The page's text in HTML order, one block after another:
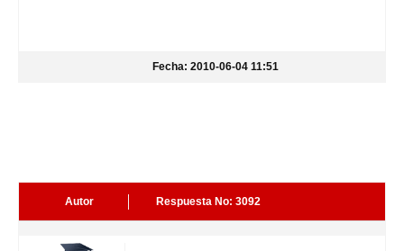
Fecha: 2010-06-04 11:51
Autor Respuesta No: 3092